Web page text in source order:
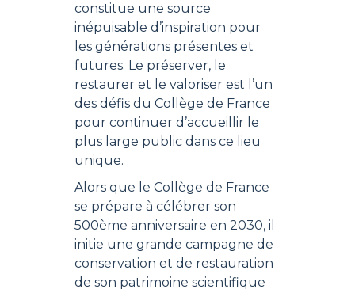
constitue une source
inépuisable d’inspiration pour
les générations présentes et
futures. Le préserver, le
restaurer et le valoriser est l’un
des défis du Collège de France
pour continuer d’accueillir le
plus large public dans ce lieu
unique.
Alors que le Collège de France
se prépare à célébrer son
500ème anniversaire en 2030, il
initie une grande campagne de
conservation et de restauration
de son patrimoine scientifique